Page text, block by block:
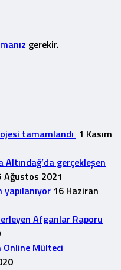
gerekir.
tamamlandı 1 Kasım
gerçekleşen
Ağustos 2021
16 Haziran
Afganlar Raporu
Online Mülteci